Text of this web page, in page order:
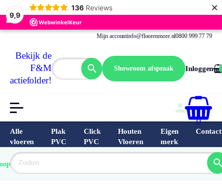
9,9
136 Reviews ×
Mijn accountinfo@floorenmore.nl0800 999 77 79
Bekijk de
F&M
actiefolder!
Showroom afspraak Inloggen
0
Alle
vloeren
Plak
PVC
Click
PVC
Houten
Vloeren
Eigen
merk
Contact
van